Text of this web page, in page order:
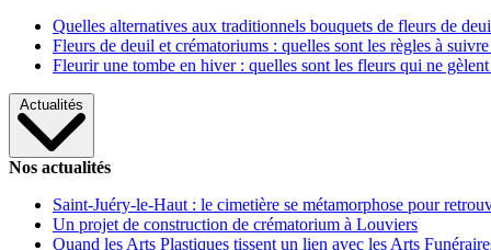
Quelles alternatives aux traditionnels bouquets de fleurs de
Fleurs de deuil et crématoriums : quelles sont les règles à
Fleurir une tombe en hiver : quelles sont les fleurs qui ne gèlent
Actualités
Nos actualités
Saint-Juéry-le-Haut : le cimetière se métamorphose pour
Un projet de construction de crématorium à Louviers
Quand les Arts Plastiques tissent un lien avec les Arts